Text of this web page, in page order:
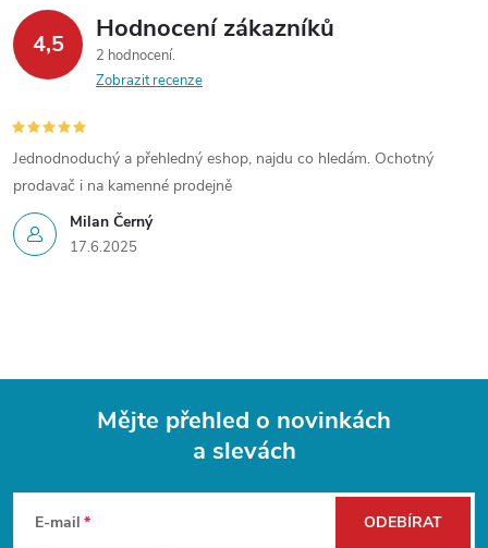
k
y
v
ý
p
i
4,5 Hodnocení zákazníků
2 hodnocení
Zobrazit recenze
Milan Černý
17.6.2025
Jednodnoduchý a přehledný eshop, najdu co hledám. Ochotný
prodavač i na kamenné prodejně
Mějte přehled o novinkách
a slevách
E-mail ODEBÍRAT